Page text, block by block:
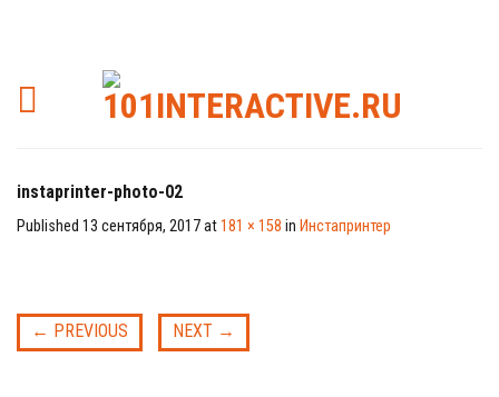
instaprinter-photo-02
Published 13 сентября, 2017at181 × 158 in Инстапринтер
← PREVIOUS NEXT →